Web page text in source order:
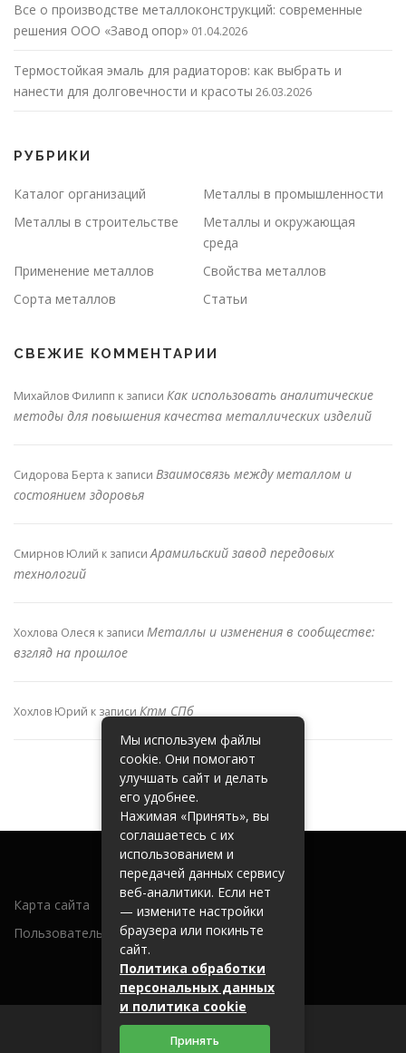
Все о производстве металлоконструкций: современные
решения ООО «Завод опор» 01.04.2026
Термостойкая эмаль для радиаторов: как выбрать и
нанести для долговечности и красоты 26.03.2026
РУБРИКИ
Каталог организаций
Металлы в промышленности
Металлы в строительстве
Металлы и окружающая
среда
Применение металлов
Свойства металлов
Сорта металлов
Статьи
СВЕЖИЕ КОММЕНТАРИИ
Михайлов Филипп к записи Как использовать аналитические
методы для повышения качества металлических изделий
Сидорова Берта к записи Взаимосвязь между металлом и
состоянием здоровья
Смирнов Юлий к записиАрамильский завод передовых
технологий
Хохлова Олеся к записи Металлы и изменения в сообществе:
взгляд на прошлое
Хохлов Юрий к записи Ктм СПб
Карта сайта
Пользовательское соглашение
2026 (c) metallobaza31.ru
Мы используем файлы
cookie. Они помогают
улучшать сайт и делать
его удобнее.
Нажимая «Принять», вы
соглашаетесь с их
использованием и
передачей данных сервису
веб-аналитики. Если нет
— измените настройки
браузера или покиньте
сайт.
Политика обработки
персональных данных
и политика cookie
Принять